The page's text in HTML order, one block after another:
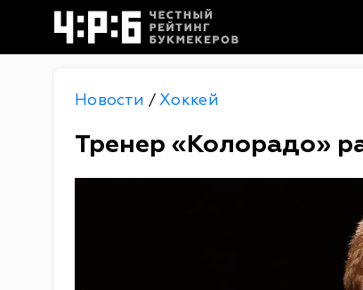
Новости / Хоккей
Тренер «Колорадо»